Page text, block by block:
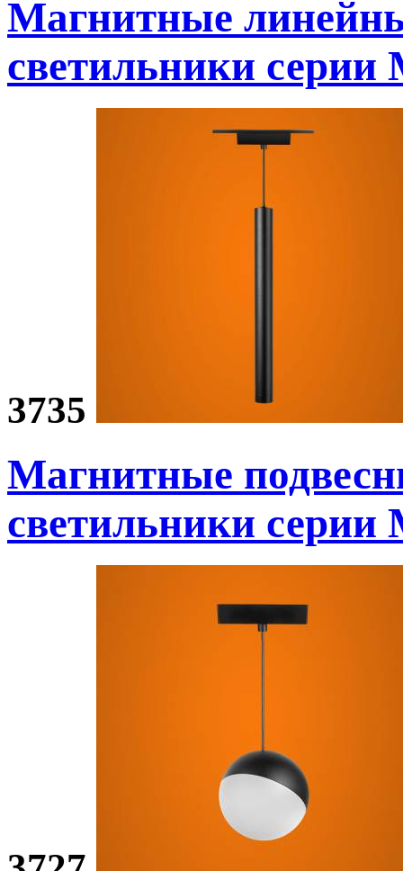
Магнитные
светильники серии
3735
Магнитные
светильники серии